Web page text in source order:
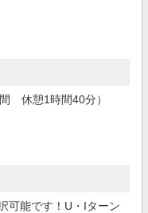
休憩1時間40分）
可能です！U・Iターン